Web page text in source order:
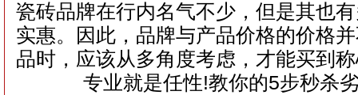
瓷砖品牌在行内名气不少，但是其也
实惠。因此，品牌与产品价格的价格
品时，应该从多角度考虑，才能买到
专业就是任性!教你的5步秒杀劣